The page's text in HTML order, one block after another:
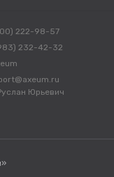
222-98-57
232-42-32
Юрьевич